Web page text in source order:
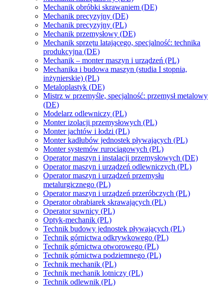
Mechanik obróbki skrawaniem (DE)
Mechanik precyzyjny (DE)
Mechanik precyzyjny (PL)
Mechanik przemysłowy (DE)
Mechanik sprzętu latającego, specjalność: technika
produkcyjna (DE)
Mechanik – monter maszyn i urządzeń (PL)
Mechanika i budowa maszyn (studia I stopnia,
inżynierskie) (PL)
Metaloplastyk (DE)
Mistrz w przemyśle, specjalność: przemysł metalowy
(DE)
Modelarz odlewniczy (PL)
Monter izolacji przemysłowych (PL)
Monter jachtów i łodzi (PL)
Monter kadłubów jednostek pływających (PL)
Monter systemów rurociągowych (PL)
Operator maszyn i instalacji przemysłowych (DE)
Operator maszyn i urządzeń odlewniczych (PL)
Operator maszyn i urządzeń przemysłu
metalurgicznego (PL)
Operator maszyn i urządzeń przeróbczych (PL)
Operator obrabiarek skrawających (PL)
Operator suwnicy (PL)
Optyk-mechanik (PL)
Technik budowy jednostek pływających (PL)
Technik górnictwa odkrywkowego (PL)
Technik górnictwa otworowego (PL)
Technik górnictwa podziemnego (PL)
Technik mechanik (PL)
Technik mechanik lotniczy (PL)
Technik odlewnik (PL)